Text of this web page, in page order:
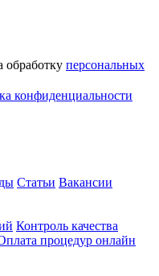
обработку персональных
конфиденциальности
Статьи Вакансии
Контроль качества
процедур онлайн